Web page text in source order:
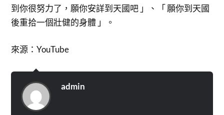
到你很努力了，願你安詳到天國吧 」、「 願你到天國
後重拾一個壯健的身體 」。
來源：YouTube
admin